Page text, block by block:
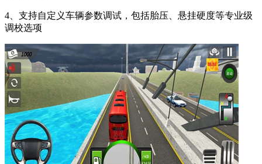
4、支持自定义车辆参数调试，包括胎压、悬挂硬度等专业级
调校选项